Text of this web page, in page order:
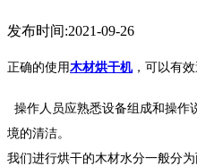
发布时间:2021-09-26
正确的使用木材烘干机，可以有
操作人员应熟悉设备组成和操作
境的清洁。
我们进行烘干的木材水分一般分